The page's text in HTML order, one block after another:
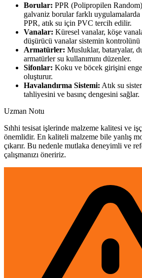
Borular: PPR (Polipropilen
galvaniz borular farklı uygulamalarda
PPR, atık su için PVC tercih edilir.
Vanalar: Küresel vanalar, köşe
düşürücü vanalar sistemin kontrolünü
Armatürler: Musluklar, bataryalar,
armatürler su kullanımını düzenler.
Sifonlar: Koku ve böcek girişini
oluşturur.
Havalandırma Sistemi: Atık su
tahliyesini ve basınç dengesini sağlar.
Uzman Notu
Sıhhi tesisat işlerinde malzeme kalitesi ve
önemlidir. En kaliteli malzeme bile yanlış
çıkarır. Bu nedenle mutlaka deneyimli ve
çalışmanızı öneririz.